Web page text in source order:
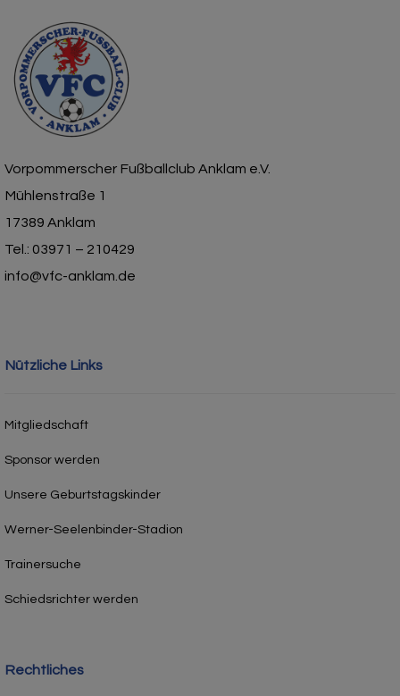
Vorpommerscher Fußballclub Anklam e.V.
Mühlenstraße 1
17389 Anklam
Tel.: 03971 – 210429
info@vfc-anklam.de
Nützliche Links
Mitgliedschaft
Sponsor werden
Unsere Geburtstagskinder
Werner-Seelenbinder-Stadion
Trainersuche
Schiedsrichter werden
Rechtliches